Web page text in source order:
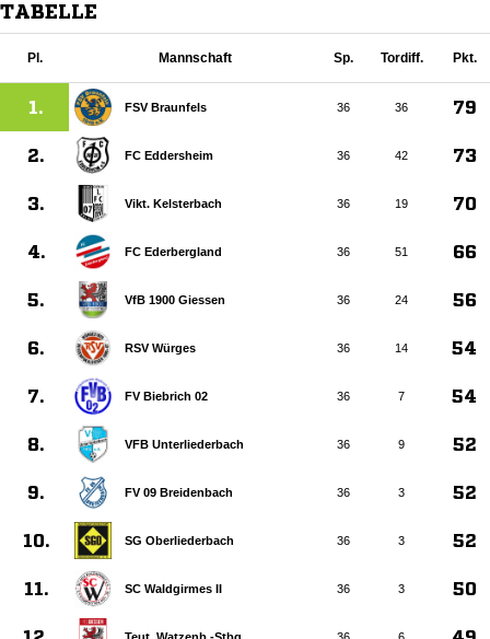
TABELLE
Pl. Mannschaft Sp. Tordiff. Pkt.
1. FSV Braunfels 36 36 79
2. FC Eddersheim 36 42 73
3. Vikt. Kelsterbach 36 19 70
4. FC Ederbergland 36 51 66
5. VfB 1900 Giessen 36 24 56
6. RSV Würges 36 14 54
7. FV Biebrich 02 36 7 54
8. VFB Unterliederbach 36 9 52
9. FV 09 Breidenbach 36 3 52
10. SG Oberliederbach 36 3 52
11. SC Waldgirmes II 36 3 50